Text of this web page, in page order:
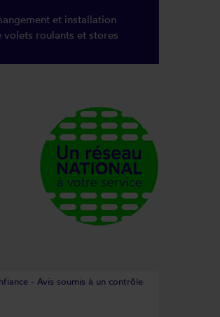
et installation
volets roulants et stores
- Avis soumis à un contrôle